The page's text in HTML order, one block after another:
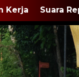
Kerja Suara